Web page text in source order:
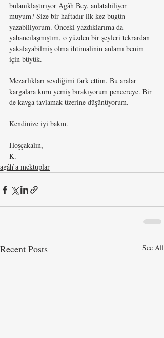
bulanıklaştırıyor Agâh Bey, anlatabiliyor
muyum? Size bir haftadır ilk kez bugün
yazabiliyorum. Önceki yazdıklarıma da
yabancılaşmıştım, o yüzden bir şeyleri tekrardan
yakalayabilmiş olma ihtimalinin anlamı benim
için büyük.
Mezarlıkları sevdiğimi fark ettim. Bu aralar
kargalara kuru yemiş bırakıyorum pencereye. Bir
de kavga tavlamak üzerine düşünüyorum.
Kendinize iyi bakın.
Hoşçakalın,
K.
agâh’a mektuplar
Recent Posts See All